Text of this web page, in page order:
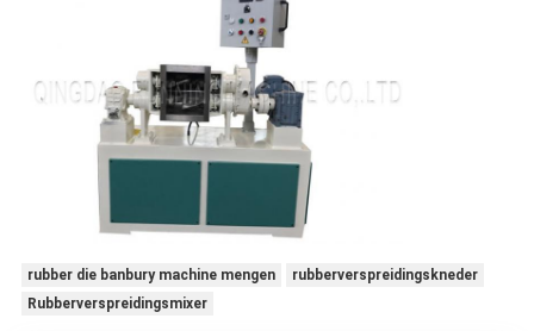
rubber die banbury machine mengen
rubberverspreidingskneder
Rubberverspreidingsmixer